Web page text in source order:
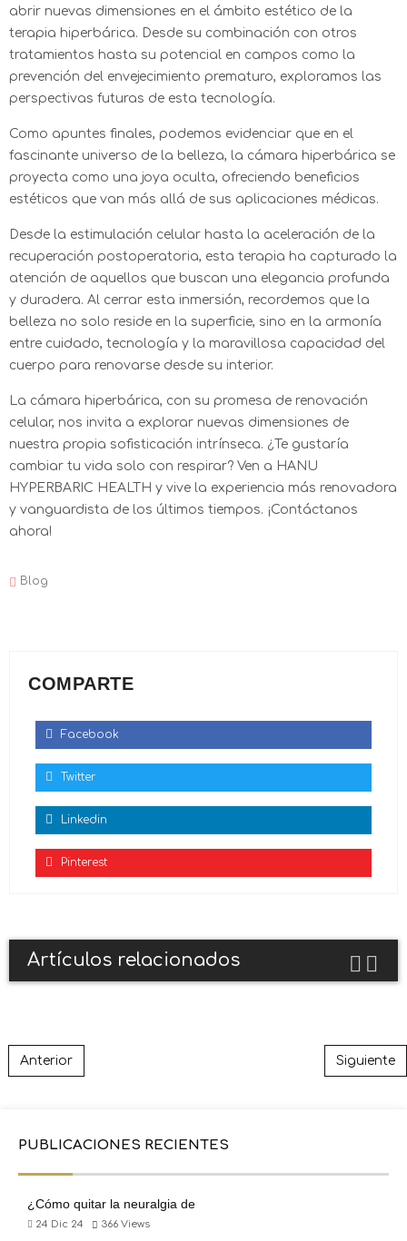
abrir nuevas dimensiones en el ámbito estético de la
terapia hiperbárica. Desde su combinación con otros
tratamientos hasta su potencial en campos como la
prevención del envejecimiento prematuro, exploramos las
perspectivas futuras de esta tecnología.
Como apuntes finales, podemos evidenciar que en el
fascinante universo de la belleza, la cámara hiperbárica se
proyecta como una joya oculta, ofreciendo beneficios
estéticos que van más allá de sus aplicaciones médicas.
Desde la estimulación celular hasta la aceleración de la
recuperación postoperatoria, esta terapia ha capturado la
atención de aquellos que buscan una elegancia profunda
y duradera. Al cerrar esta inmersión, recordemos que la
belleza no solo reside en la superficie, sino en la armonía
entre cuidado, tecnología y la maravillosa capacidad del
cuerpo para renovarse desde su interior.
La cámara hiperbárica, con su promesa de renovación
celular, nos invita a explorar nuevas dimensiones de
nuestra propia sofisticación intrínseca. ¿Te gustaría
cambiar tu vida solo con respirar? Ven a HANU
HYPERBARIC HEALTH y vive la experiencia más renovadora
y vanguardista de los últimos tiempos. ¡Contáctanos
ahora!
Blog
COMPARTE
Facebook
Twitter
Linkedin
Pinterest
Artículos relacionados
Post navigation
Anterior Siguiente
PUBLICACIONES RECIENTES
¿Cómo quitar la neuralgia de
24 Dic 24 366 Views